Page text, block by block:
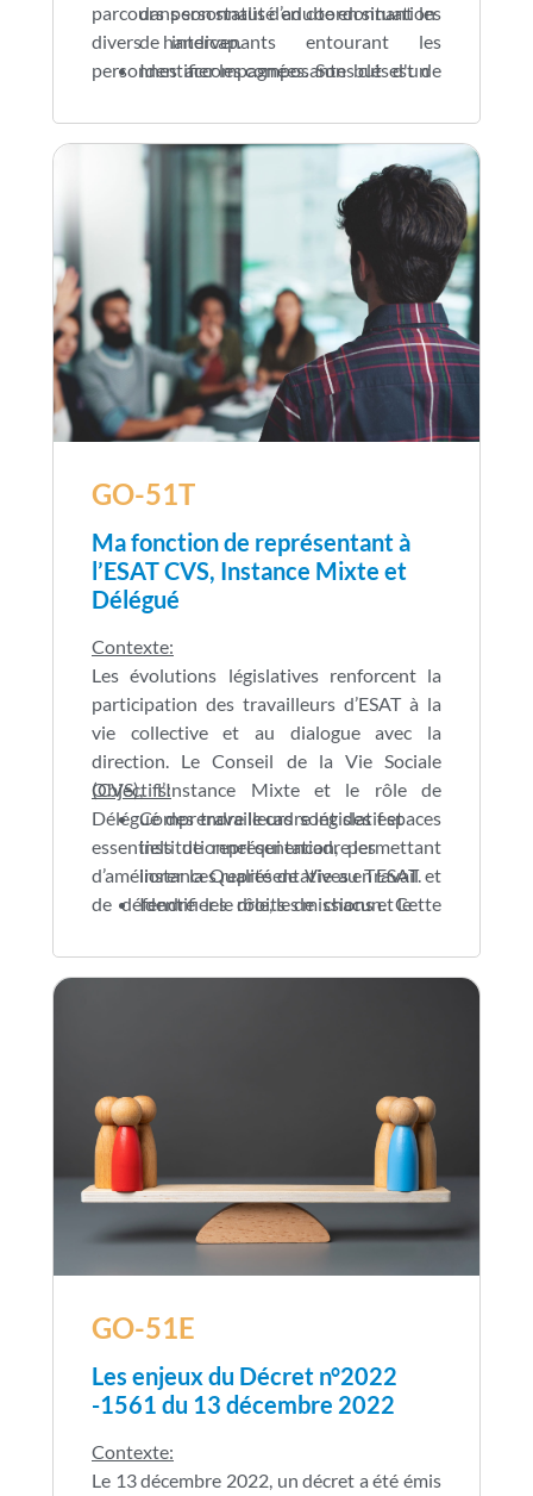
parcours personnalisé en coordonnant les
divers intervenants entourant les
personnes accompagnées. Son but est de
personnel et l'intégration sociale au moyen
d'un suivi individualisé.
dans son statut d’adulte en situation
de handicap.
Identifier les composantes clés d'un
ressources et les échéanciers.
Apprendre à définir des objectifs
personnels réalistes, mesurables, et
atteignables.
GO-51T
Ma fonction de représentant à
l’ESAT CVS, Instance Mixte et
Délégué
Contexte:
Les évolutions législatives renforcent la
participation des travailleurs d’ESAT à la
vie collective et au dialogue avec la
direction. Le Conseil de la Vie Sociale
(CVS), l’Instance Mixte et le rôle de
Délégué des travailleurs sont des espaces
essentiels de représentation, permettant
d’améliorer la Qualité de Vie au Travail et
de défendre les droits de chacun. Cette
représentants les connaissances, les
Objectifs:
Comprendre le cadre législatif et
institutionnel qui encadre les
instances représentatives en ESAT.
Identifier le rôle, les missions et le
l’Instance Mixte et du Délégué des
GO-51E
Les enjeux du Décret n°2022
-1561 du 13 décembre 2022
Contexte:
Le 13 décembre 2022, un décret a été émis